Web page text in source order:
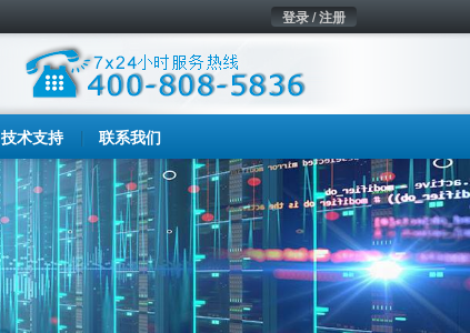
登录 / 注册
技术支持 联系我们